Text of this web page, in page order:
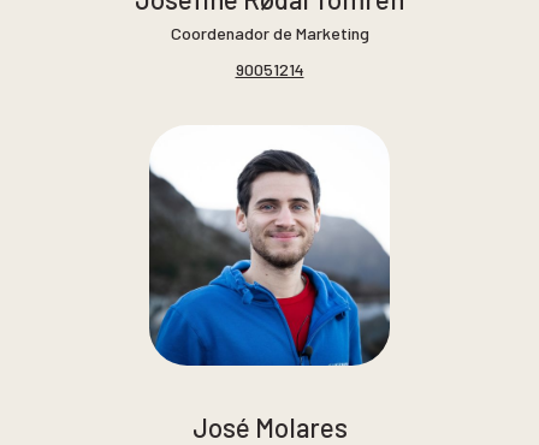
Coordenador de Marketing
90051214
José Molares